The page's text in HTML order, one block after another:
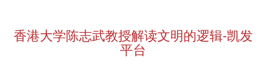
香港大学陈志武教授解读文明的逻辑-凯发
平台